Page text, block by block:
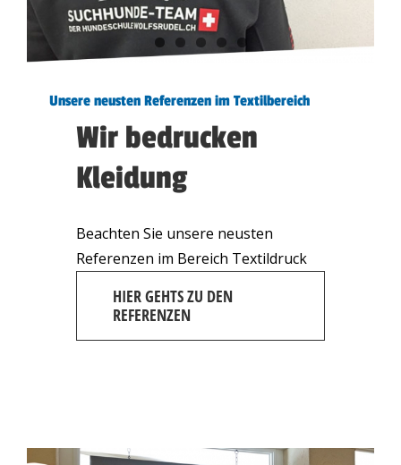
Unsere neusten Referenzen im Textilbereich
Wir bedrucken
Kleidung
Beachten Sie unsere neusten
Referenzen im Bereich Textildruck
HIER GEHTS ZU DEN
REFERENZEN